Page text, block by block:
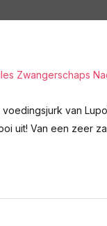
Zwangerschaps
van
uit! Van een zeer